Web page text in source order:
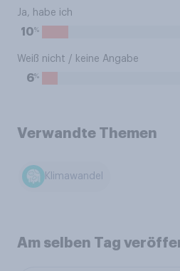
Ja, habe ich
10%
Weiß nicht / keine Angabe
6%
Verwandte Themen
Klimawandel
Am selben Tag